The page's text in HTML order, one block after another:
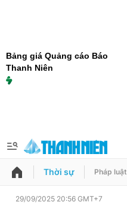
Bảng giá Quảng cáo Báo
Thanh Niên
QUẢNG CÁO
Thời sự Pháp luật
29/09/2025 20:56 GMT+7